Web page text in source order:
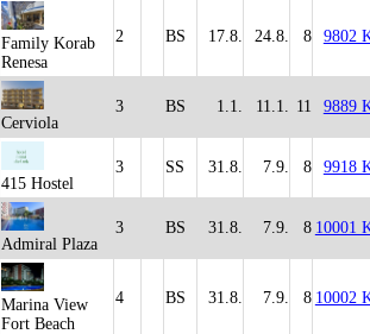
Family Korab
Renesa
2 BS 17.8. 24.8. 8 9802
Cerviola
3 BS 1.1. 11.1. 11 9889
415 Hostel
3 SS 31.8. 7.9. 8 9918
Admiral Plaza
3 BS 31.8. 7.9. 8 10001
Marina View
Fort Beach
4 BS 31.8. 7.9. 8 10002